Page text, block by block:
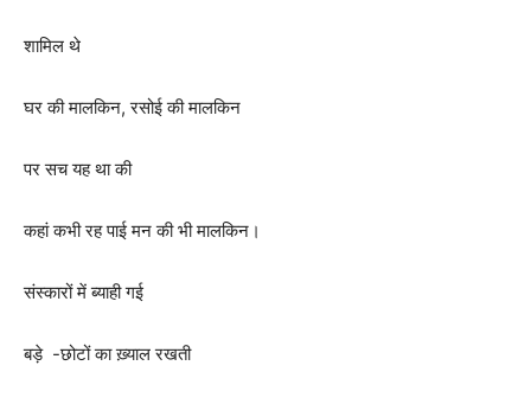
शामिल थे
घर की मालकिन, रसोई की मालकिन
पर सच यह था की
कहां कभी रह पाई मन की भी मालकिन।
संस्कारों में ब्याही गई
बड़े -छोटों का ख़्याल रखती